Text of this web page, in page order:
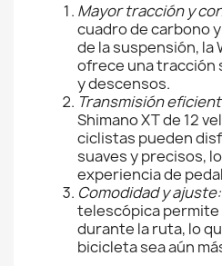
Mayor tracción y
cuadro de carbono
de la suspensión, la
ofrece una tracción
y descensos.
Transmisión
Shimano XT de 12
ciclistas pueden
suaves y precisos,
experiencia de
Comodidad y ajuste:
telescópica
durante la ruta, lo
bicicleta sea aún